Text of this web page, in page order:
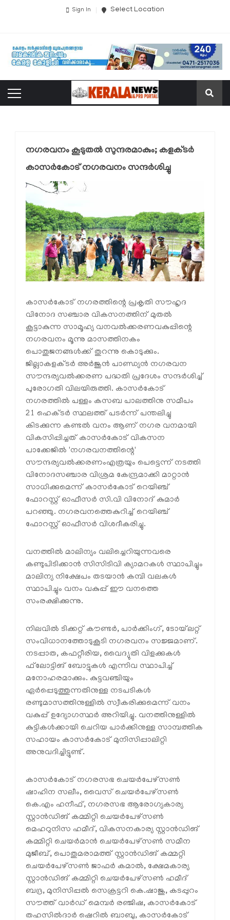
Sign In Select Location
നഗരവനം കൂടുതല്‍ സുന്ദരമാകും; കളക്ടര്‍
കാസര്‍കോട് നഗരവനം സന്ദര്‍ശിച്ചു
കാസര്‍കോട് നഗരത്തിന്റെ പ്രകൃതി സൗഹൃദ
വിനോദ സഞ്ചാര വികസനത്തിന് മുതല്‍
കൂട്ടാകുന്ന സാമൂഹ്യ വനവല്‍ക്കരണവകുപ്പിന്റെ
നഗരവനം മൂന്നു മാസത്തിനകം
പൊതുജനങ്ങള്‍ക്ക് തുറന്നു കൊടുക്കും.
ജില്ലാകളക്ടര്‍ അര്‍ജുന്‍ പാണ്ഡ്യന്‍ നഗരവന
സൗന്ദര്യവല്‍ക്കരണ പദ്ധതി പ്രദേശം സന്ദര്‍ശിച്ച്
പുരോഗതി വിലയിരുത്തി. കാസര്‍കോട്
നഗരത്തില്‍ പള്ളം കസബ പാലത്തിനു സമീപം
21 ഹെക്ടര്‍ സ്ഥലത്ത് പടര്‍ന്ന് പന്തലിച്ചു
കിടക്കുന്ന കണ്ടല്‍ വനം ആണ് നഗര വനമായി
വികസിപ്പിച്ചത് കാസര്‍കോട് വികസന
പാക്കേജില്‍ 'നഗരവനത്തിന്റെ'
സൗന്ദര്യവല്‍ക്കരണംഎത്രയും പെട്ടെന്ന് നടത്തി
വിനോദസഞ്ചാര വിശ്രമ കേന്ദ്രമാക്കി മാറ്റാന്‍
സാധിക്കുമെന്ന് കാസര്‍കോട് റെയിഞ്ച്
ഫോറസ്റ്റ് ഓഫീസര്‍ സി.വി വിനോദ് കുമാര്‍
പറഞ്ഞു. നഗരവനത്തെകുറിച്ച് റെയിഞ്ച്
ഫോറസ്റ്റ് ഓഫീസര്‍ വിശദീകരിച്ചു.
വനത്തില്‍ മാലിന്യം വലിച്ചെറിയുന്നവരെ
കണ്ടുപിടിക്കാന്‍ സിസിടിവി ക്യാമറകള്‍ സ്ഥാപിച്ചും
മാലിന്യ നിക്ഷേപം തടയാന്‍ കമ്പി വലകള്‍
സ്ഥാപിച്ചും വനം വകുപ്പ് ഈ വനത്തെ
സംരക്ഷിക്കുന്നു.
നിലവില്‍ ടിക്കറ്റ് കൗണ്ടര്‍, പാര്‍ക്കിംഗ്, ടോയ്‌ലറ്റ്
സംവിധാനത്തോടുകൂടി നഗരവനം സജ്ജമാണ്.
നടപ്പാത, കഫറ്റീരിയ, വൈദ്യുതി വിളക്കുകള്‍
ഫ്‌ലോട്ടിങ് ബോട്ടുകള്‍ എന്നിവ സ്ഥാപിച്ച്
മനോഹരമാക്കും. കുട്ടവഞ്ചിയും
ഏര്‍പ്പെടുത്തുന്നതിനുള്ള നടപടികള്‍
രണ്ടുമാസത്തിനുള്ളില്‍ സ്വീകരിക്കുമെന്ന് വനം
വകുപ്പ് ഉദ്യോഗസ്ഥര്‍ അറിയിച്ചു. വനത്തിനുള്ളില്‍
കുട്ടികള്‍ക്കായി ചെറിയ പാര്‍ക്കിനുള്ള സാമ്പത്തിക
സഹായം കാസര്‍കോട് മുനിസിപ്പാലിറ്റി
അനുവദിച്ചിട്ടുണ്ട്.
കാസര്‍കോട് നഗരസഭ ചെയര്‍പേഴ്‌സണ്‍
ഷാഹിന സലീം, വൈസ് ചെയര്‍പേഴ്‌സണ്‍
കെ.എം ഹനീഫ്, നഗരസഭ ആരോഗ്യകാര്യ
സ്റ്റാന്‍ഡിങ് കമ്മിറ്റി ചെയര്‍പേഴ്‌സണ്‍
മെഹറുനിസ ഹമീദ്, വികസനകാര്യ സ്റ്റാന്‍ഡിങ്
കമ്മിറ്റി ചെയര്‍മാന്‍ ചെയര്‍പേഴ്‌സണ്‍ സമീന
മുജീബ്, പൊതുമരാമത്ത് സ്റ്റാന്‍ഡിങ് കമ്മറ്റി
ചെയര്‍പേഴ്‌സണ്‍ ജാഫര്‍ കമാല്‍, ക്ഷേമകാര്യ
സ്റ്റാന്‍ഡിങ് കമ്മിറ്റി ചെയര്‍പേഴ്‌സണ്‍ ഹമീദ്
ബദ്ര, മുനിസിപ്പല്‍ സെക്രട്ടറി കെ.ഷാജു, കടപ്പുറം
സൗത്ത് വാര്‍ഡ് മെമ്പര്‍ രഞ്ജിഷ, കാസര്‍കോട്
തഹസില്‍ദാര്‍ ഷെറില്‍ ബാബു, കാസര്‍കോട്